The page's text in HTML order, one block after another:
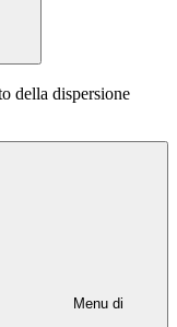
della dispersione
Menu di